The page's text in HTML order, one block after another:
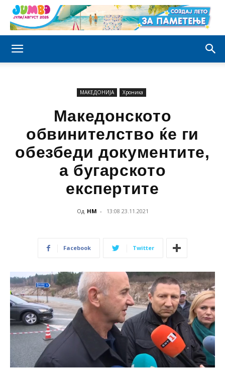
МАКЕДОНИЈА Хроника
Македонското
обвинителство ќе ги
обезбеди документите,
а бугарското
експертите
Од НМ - 13:08 23.11.2021
Facebook Twitter